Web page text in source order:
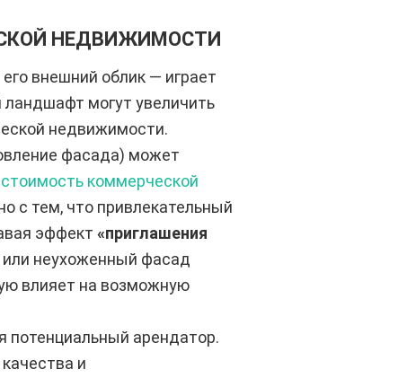
НЕДВИЖИМОСТИ
внешний облик — играет
могут увеличить
недвижимости.
фасада) может
коммерческой
с тем, что привлекательный
эффект «приглашения
или неухоженный фасад
влияет на возможную
потенциальный арендатор.
и